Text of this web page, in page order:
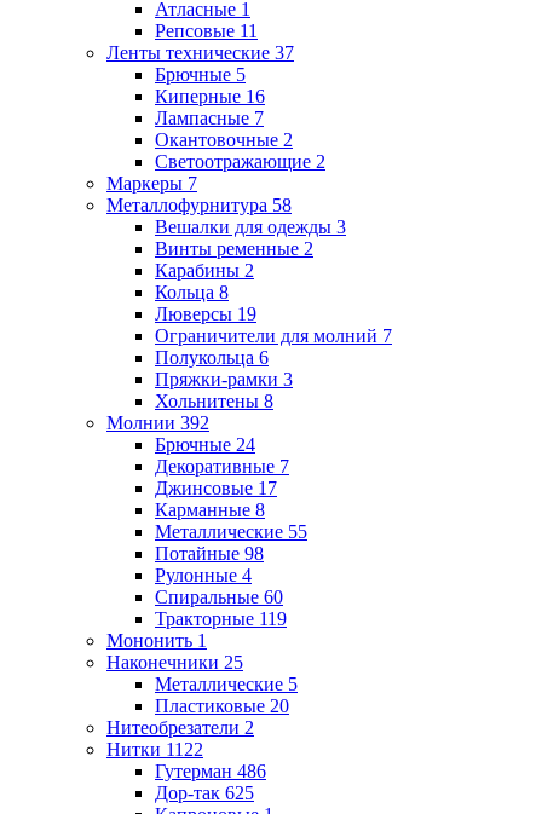
Атласные 1
Репсовые 11
Ленты технические 37
Брючные 5
Киперные 16
Лампасные 7
Окантовочные 2
Светоотражающие 2
Маркеры 7
Металлофурнитура 58
Вешалки для одежды 3
Винты ременные 2
Карабины 2
Кольца 8
Люверсы 19
Ограничители для молний 7
Полукольца 6
Пряжки-рамки 3
Хольнитены 8
Молнии 392
Брючные 24
Декоративные 7
Джинсовые 17
Карманные 8
Металлические 55
Потайные 98
Рулонные 4
Спиральные 60
Тракторные 119
Мононить 1
Наконечники 25
Металлические 5
Пластиковые 20
Нитеобрезатели 2
Нитки 1122
Гутерман 486
Дор-так 625